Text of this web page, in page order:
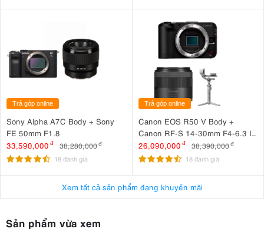
Trả góp online
Sony Alpha A7C Body + Sony
FE 50mm F1.8
33,590,000 đ 38,280,000đ
18 đánh giá
Trả góp online
Canon EOS R50 V Body +
Canon RF-S 14-30mm F4-6.3 IS
STM PZ + DJI RS 4 Mini
26,090,000 đ 38,390,000 đ
18 đánh giá
Xem tất cả sản phẩm đang khuyến mãi
Sản phẩm vừa xem